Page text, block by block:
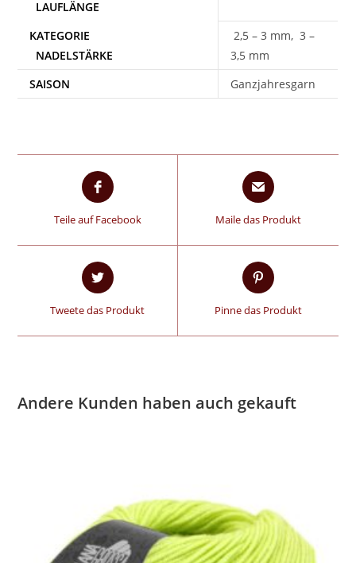
2,5 – 3 mm, 3 –
3,5 mm
SAISON
Ganzjahresgarn
Teile auf Facebook Maile das Produkt
Tweete das Produkt Pinne das Produkt
Andere Kunden haben auch gekauft